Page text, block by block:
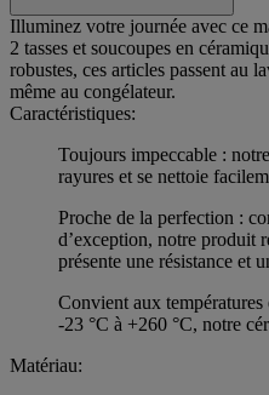
Illuminez votre journée avec ce
2 tasses et soucoupes en
robustes, ces articles passent au
même au congélateur.
Caractéristiques:
Toujours impeccable :
rayures et se nettoie
Proche de la perfection :
d’exception, notre produit
présente une résistance et
Convient aux
-23 °C à +260 °C, notre
Matériau: